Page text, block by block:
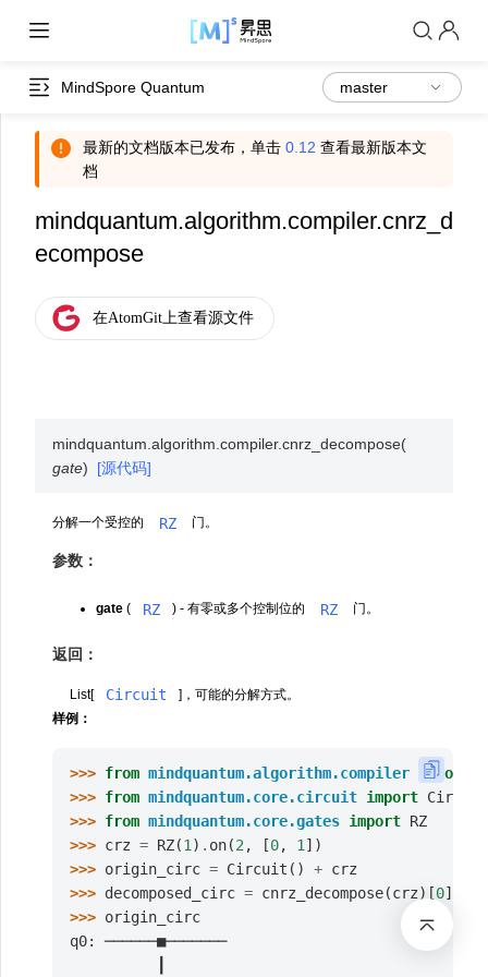
MindSpore Quantum
最新的文档版本已发布，单击 0.12 查看最新版本文
档
mindquantum.algorithm.compiler.cnrz_d
ecompose
mindquantum.algorithm.compiler.cnrz_decompose(
gate) [源代码]
分解一个受控的 RZ 门。
参数：
gate ( RZ ) - 有零或多个控制位的 RZ 门。
返回：
List[ Circuit
]，可能的分解方式。
样例：
>>> from mindquantum.algorithm.compiler import
>>> from mindquantum.core.circuit import Circuit
>>> from mindquantum.core.gates import RZ
>>> crz = RZ(1) . on(2, [0, 1])
>>> origin_circ = Circuit () + crz
>>> decomposed_circ = cnrz_decompose(crz)[0]
>>> origin_circ
q0: ──────■───────